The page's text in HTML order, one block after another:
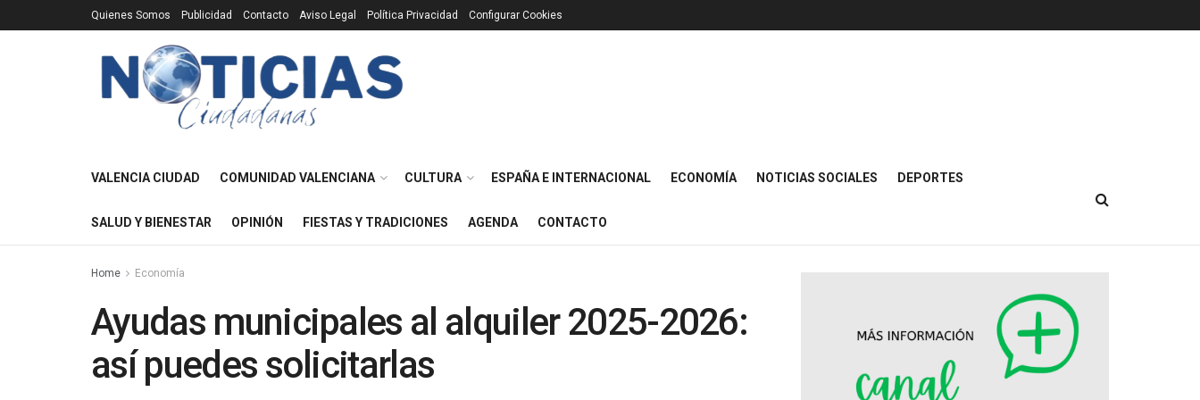
Quienes Somos Publicidad Contacto Aviso Legal Política Privacidad Configurar Cookies
VALENCIA CIUDAD COMUNIDAD VALENCIANA CULTURA ESPAÑA E INTERNACIONAL ECONOMÍA NOTICIAS SOCIALES DEPORTES
SALUD Y BIENESTAR OPINIÓN FIESTAS Y TRADICIONES AGENDA CONTACTO
Home Economía
Ayudas municipales al alquiler 2025-2026:
así puedes solicitarlas